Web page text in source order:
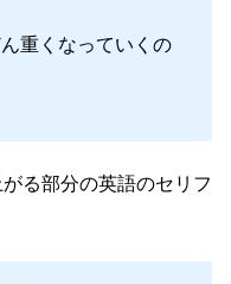
重くなっていくの
る部分の英語のセリフ